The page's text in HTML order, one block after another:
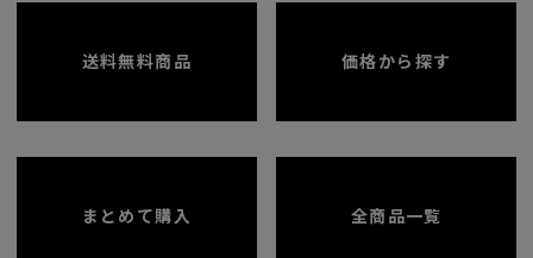
送料無料商品 価格から探す
まとめて購入 全商品一覧